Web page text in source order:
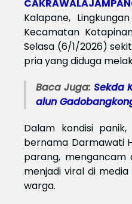
Kalapane,
Kecamatan
Selasa (6/1/2026)
pria yang diduga
Baca Juga: Sekda
alun
Dalam kondisi
bernama Darmawati
parang, mengancam
menjadi viral di
warga.